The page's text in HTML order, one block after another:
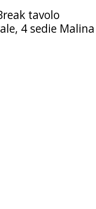
tavolo
4 sedie Malina